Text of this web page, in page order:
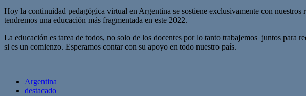
Hoy la continuidad pedagógica virtual en Argentina se sostiene exclusivamente con nuestros
tendremos una educación más fragmentada en este 2022.
La educación es tarea de todos, no solo de los docentes por lo tanto trabajemos juntos para
si es un comienzo. Esperamos contar con su apoyo en todo nuestro país.
Argentina
destacado